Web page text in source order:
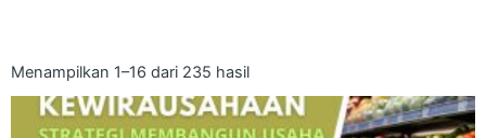
Menampilkan 1–16 dari 235 hasil